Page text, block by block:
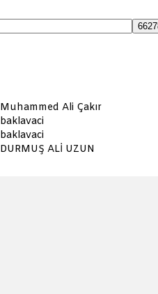
Muhammed Ali Çakır
baklavaci
baklavaci
DURMUŞ ALİ UZUN